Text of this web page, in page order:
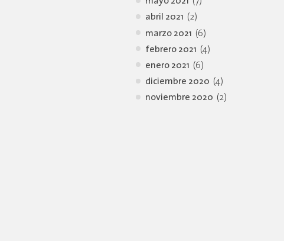
abril 2021 (2)
marzo 2021 (6)
febrero 2021 (4)
enero 2021 (6)
diciembre 2020 (4)
noviembre 2020 (2)